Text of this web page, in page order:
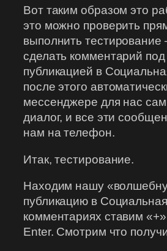
Вот таким образом это
это можно проверить
выполнить
сделать комментарий
публикацией в
после этого
мессенджере для нас
диалог, и все эти
нам на телефон.
Итак, тестирование.
Находим нашу
публикацию в
комментариях ставим
Enter. Смотрим что